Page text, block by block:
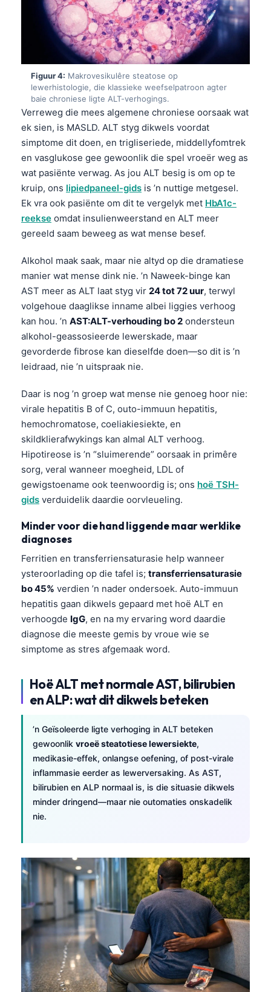
Figuur 4: Makrovesikulêre steatose op
lewerhistologie, die klassieke weefselpatroon agter
baie chroniese ligte ALT-verhogings.
Verreweg die mees algemene chroniese oorsaak wat
ek sien, is MASLD. ALT styg dikwels voordat
simptome dit doen, en trigliseriede, middellyfomtrek
en vasglukose gee gewoonlik die spel vroeër weg as
wat pasiënte verwag. As jou ALT besig is om op te
kruip, ons lipiedpaneel-gids is ’n nuttige metgesel.
Ek vra ook pasiënte om dit te vergelyk met HbA1c-
reekse omdat insulienweerstand en ALT meer
gereeld saam beweeg as wat mense besef.
Alkohol maak saak, maar nie altyd op die dramatiese
manier wat mense dink nie. ’n Naweek-binge kan
AST meer as ALT laat styg vir 24 tot 72 uur, terwyl
volgehoue daaglikse inname albei liggies verhoog
kan hou. ’n AST:ALT-verhouding bo 2 ondersteun
alkohol-geassosieerde lewerskade, maar
gevorderde fibrose kan dieselfde doen—so dit is ’n
leidraad, nie ’n uitspraak nie.
Daar is nog ’n groep wat mense nie genoeg hoor nie:
virale hepatitis B of C, outo-immuun hepatitis,
hemochromatose, coeliakiesiekte, en
skildklierafwykings kan almal ALT verhoog.
Hipotireose is ’n “sluimerende” oorsaak in primêre
sorg, veral wanneer moegheid, LDL of
gewigstoename ook teenwoordig is; ons hoë TSH-
gids verduidelik daardie oorvleueling.
Minder voor die hand liggende maar werklike
diagnoses
Ferritien en transferriensaturasie help wanneer
ysteroorlading op die tafel is; transferriensaturasie
bo 45% verdien ’n nader ondersoek. Auto-immuun
hepatitis gaan dikwels gepaard met hoë ALT en
verhoogde IgG, en na my ervaring word daardie
diagnose die meeste gemis by vroue wie se
simptome as stres afgemaak word.
Hoë ALT met normale AST, bilirubien
en ALP: wat dit dikwels beteken
’n Geïsoleerde ligte verhoging in ALT beteken
gewoonlik vroeë steatotiese lewersiekte,
medikasie-effek, onlangse oefening, of post-virale
inflammasie eerder as lewerversaking. As AST,
bilirubien en ALP normaal is, is die situasie dikwels
minder dringend—maar nie outomaties onskadelik
nie.